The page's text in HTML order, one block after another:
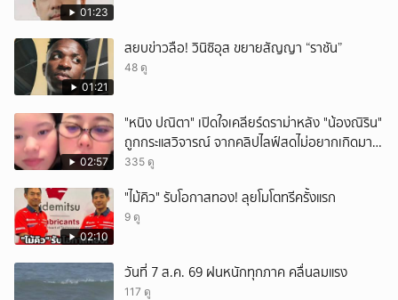
01:23
01:21
สยบข่าวลือ! วินิซิอุส ขยายสัญญา “ราชัน”
48 ดู
02:57
"หนิง ปณิตา" เปิดใจเคลียร์ดราม่าหลัง "น้องณิริน"
ถูกกระแสวิจารณ์ จากคลิปไลฟ์สดไม่อยากเกิดมา
หน้าเหมือนพ่อ
335 ดู
02:10
"ไม้คิว" รับโอกาสทอง! ลุยโมโตทรีครั้งแรก
9 ดู
วันที่ 7 ส.ค. 69 ฝนหนักทุกภาค คลื่นลมแรง
117 ดู